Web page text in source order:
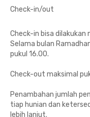
Check-in/out
Check-in bisa dilakukan
Selama bulan
pukul 16.00.
Check-out maksimal
Penambahan jumlah
tiap hunian dan
lebih lanjut.